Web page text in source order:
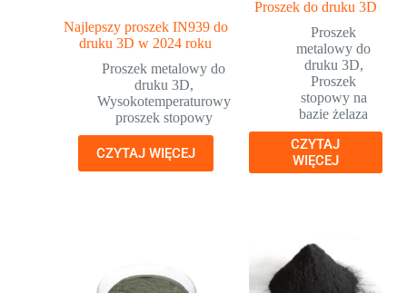
Najlepszy proszek IN939 do
druku 3D w 2024 roku
Proszek metalowy do
druku 3D,
Wysokotemperaturowy
proszek stopowy
CZYTAJ WIĘCEJ
Proszek do druku 3D
Proszek
metalowy do
druku 3D,
Proszek
stopowy na
bazie żelaza
CZYTAJ
WIĘCEJ